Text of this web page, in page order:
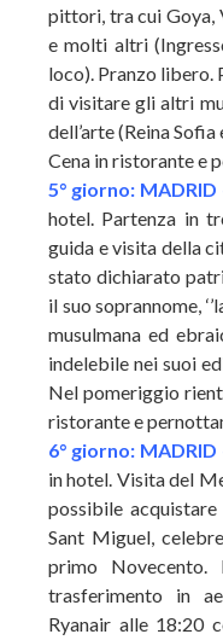
pittori, tra cui Goya,
e molti altri
loco). Pranzo
di visitare gli altri
dell’arte (Reina
Cena in ristorante e
5° giorno: MADRID
hotel. Partenza in
guida e visita della
stato dichiarato
il suo soprannome,
musulmana ed
indelebile nei suoi
Nel pomeriggio
ristorante e
6° giorno:
in hotel. Visita del
possibile
Sant Miguel,
primo
trasferimento in
Ryanair alle 18:20